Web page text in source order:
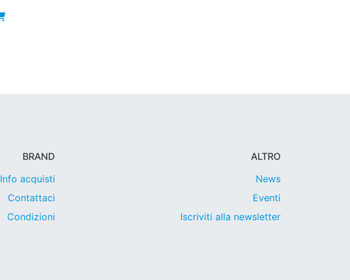
BRAND
Info acquisti
Contattaci
Condizioni
ALTRO
News
Eventi
Iscriviti alla newsletter